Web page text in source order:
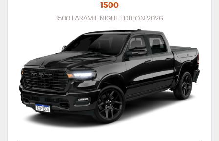
1500
1500 LARAMIE NIGHT EDITION 2026